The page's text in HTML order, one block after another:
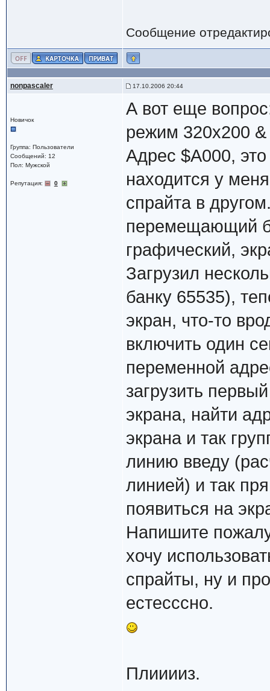
Сообщение
nonpascaler 17.10.2006 20:44
Новичок
Группа: Пользователи
Сообщений: 12
Пол: Мужской
Репутация: 0
А вот еще
режим 320x200 &
Адрес $A000,
находится у
спрайта в
перемещающий
графический,
Загрузил
банку 65535),
экран, что-то
включить один
переменной
загрузить
экрана, найти
экрана и так
линию введу
линией) и так
появиться на
Напишите
хочу
спрайты, ну и
естесссно.
Плииииз.